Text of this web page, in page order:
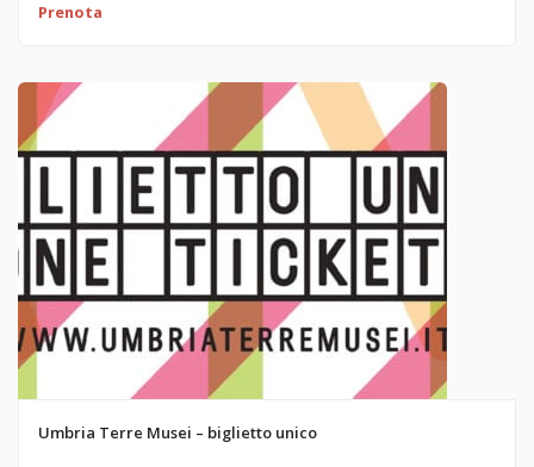
Prenota
Umbria Terre Musei – biglietto unico